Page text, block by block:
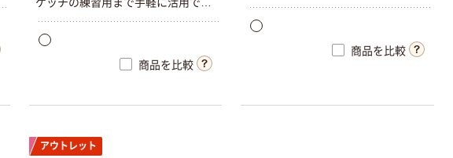
ケッチの練習用まで手軽に活用でき
ます。「大人のらくがき帳」としても
使えます。「薄口」画用紙（96.5g/m2）
ペンや色鉛筆に適しています。天の
商品を比較
商品を比較
アウトレット